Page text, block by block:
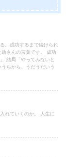
。成功するまで続けられ
さんの言葉です。 成功
結局「やってみないと
ちから、うだうだいう
れていくのか。 人生に